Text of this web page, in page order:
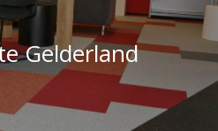
Gelderland